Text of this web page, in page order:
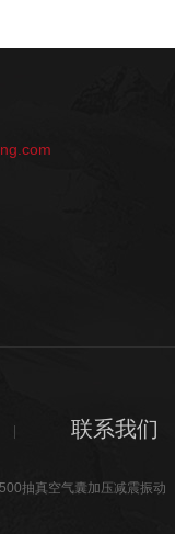
抽真空气囊加压减震振动
联系我们